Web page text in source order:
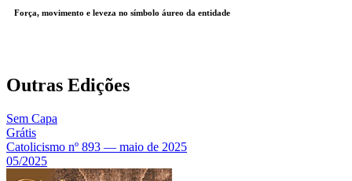
Força, movimento e leveza no símbolo áureo da entidade
Outras Edições
Sem Capa
Grátis
Catolicismo nº 893 — maio de 2025
05/2025